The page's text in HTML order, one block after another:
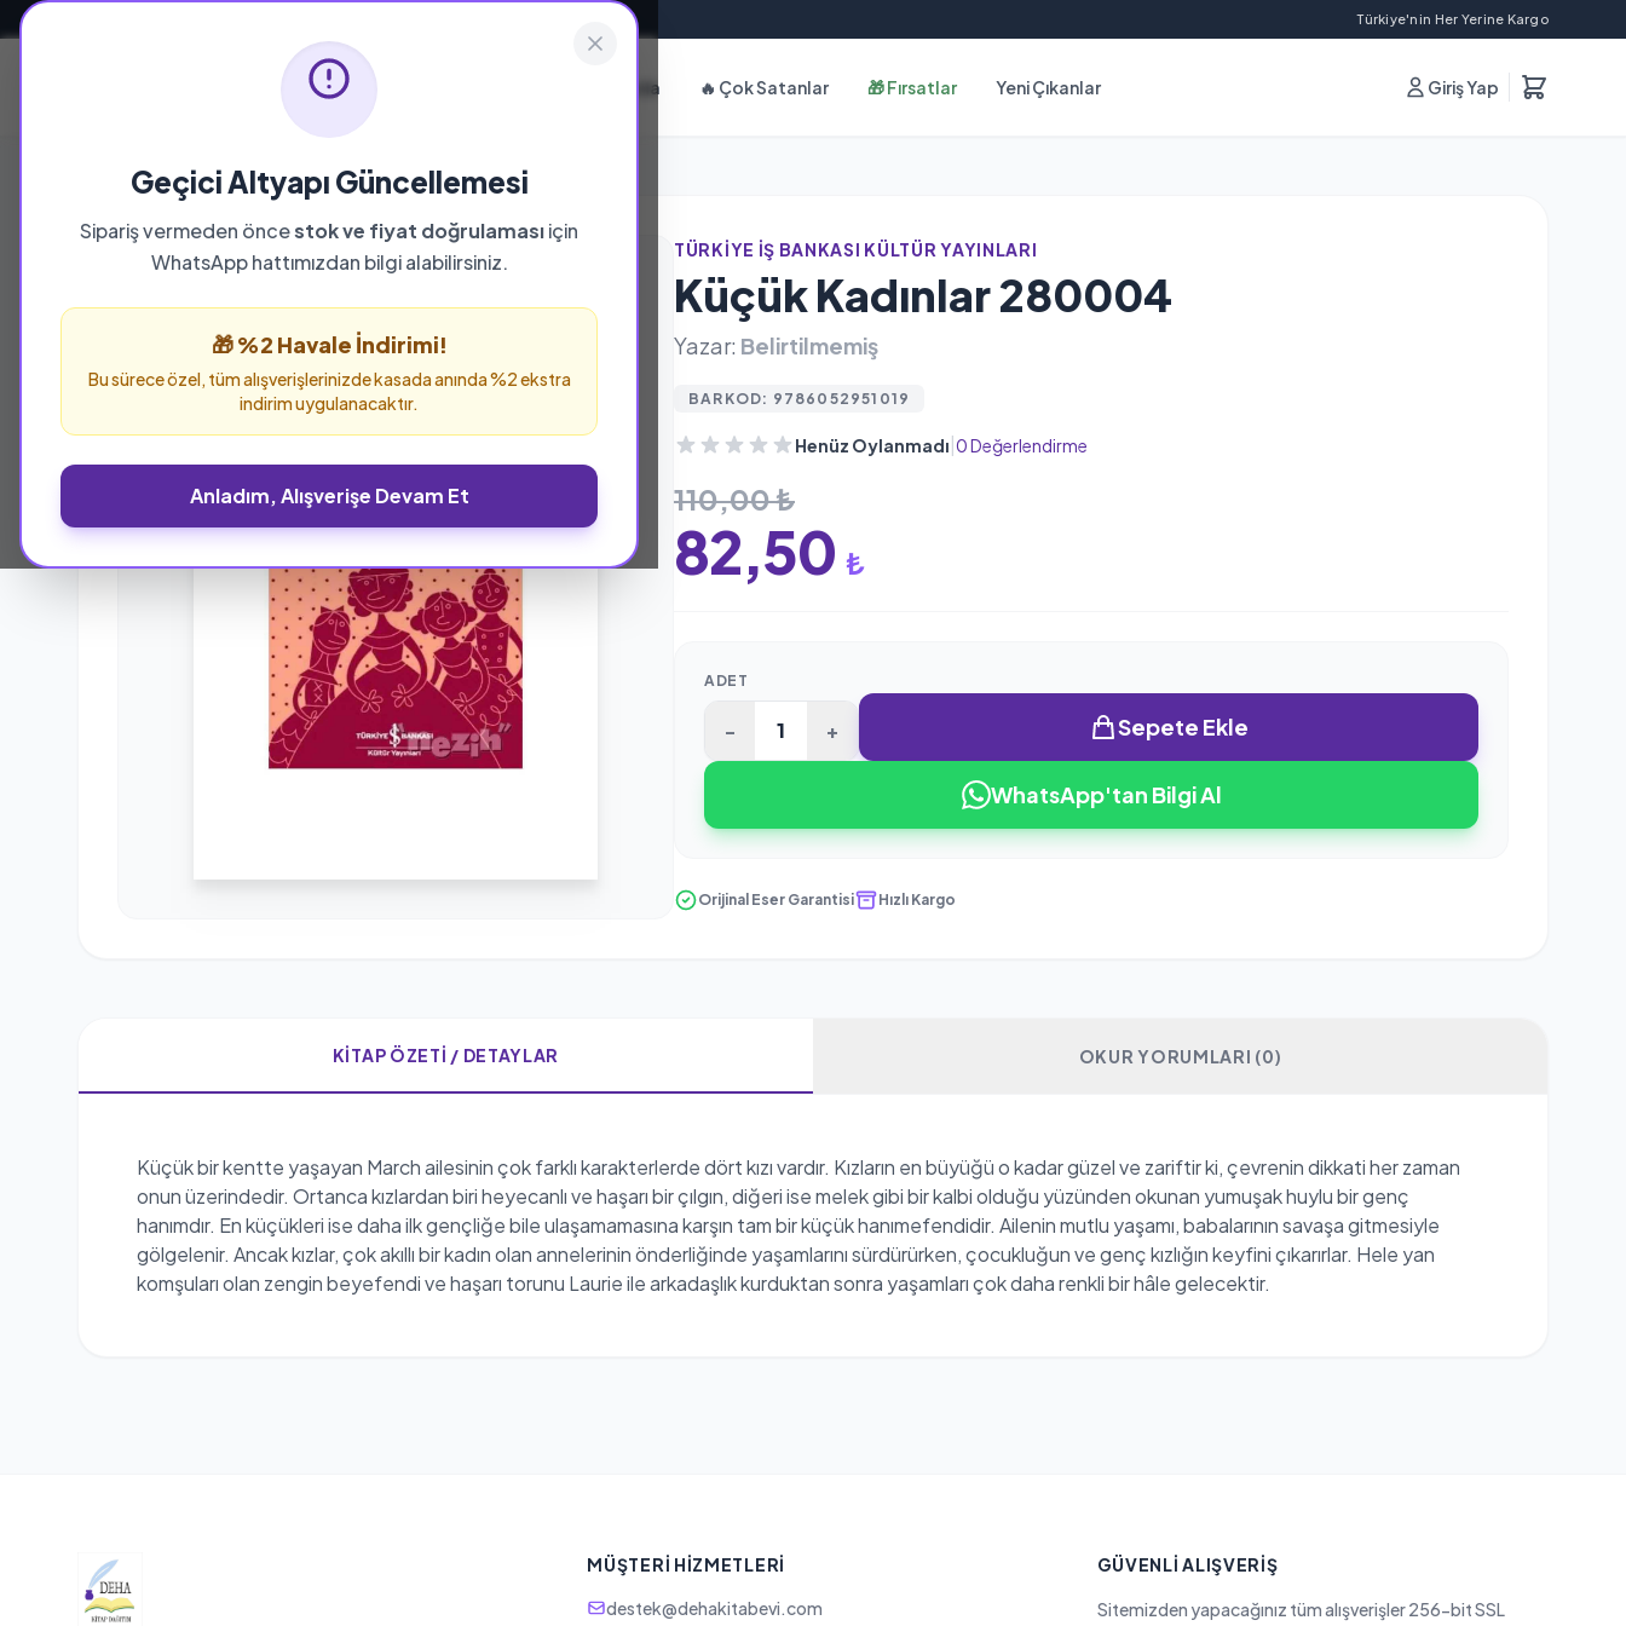
Geçici Altyapı Güncellemesi
Sipariş vermeden öncestok ve fiyat doğrulamasıiçin
WhatsApp hattımızdan bilgi alabilirsiniz.
🎁 %2 Havale İndirimi!
Bu sürece özel, tüm alışverişlerinizde kasada anında %2 ekstra
indirim uygulanacaktır.
Anladım, Alışverişe Devam Et
Türkiye'nin Her Yerine Kargo
Hakkımızda 🔥 Çok Satanlar 🎁 Fırsatlar Yeni Çıkanlar Giriş Yap
%25 İNDİRİM
TÜRKİYE İŞ BANKASI KÜLTÜR YAYINLARI
Küçük Kadınlar 280004
Yazar: Belirtilmemiş
BARKOD: 9786052951019
Henüz Oylanmadı 0 Değerlendirme
110,00 ₺
82,50 ₺
ADET
- + Sepete Ekle
WhatsApp'tan Bilgi Al
Orijinal Eser Garantisi Hızlı Kargo
KITAP ÖZETI / DETAYLAR OKUR YORUMLARI (0)
Küçük bir kentte yaşayan March ailesinin çok farklı karakterlerde dört kızı vardır. Kızların en büyüğü o kadar güzel ve zariftir ki, çevrenin dikkati her zaman
onun üzerindedir. Ortanca kızlardan biri heyecanlı ve haşarı bir çılgın, diğeri ise melek gibi bir kalbi olduğu yüzünden okunan yumuşak huylu bir genç
hanımdır. En küçükleri ise daha ilk gençliğe bile ulaşamamasına karşın tam bir küçük hanımefendidir. Ailenin mutlu yaşamı, babalarının savaşa gitmesiyle
gölgelenir. Ancak kızlar, çok akıllı bir kadın olan annelerinin önderliğinde yaşamlarını sürdürürken, çocukluğun ve genç kızlığın keyfini çıkarırlar. Hele yan
komşuları olan zengin beyefendi ve haşarı torunu Laurie ile arkadaşlık kurduktan sonra yaşamları çok daha renkli bir hâle gelecektir.
MÜŞTERI HIZMETLERI
destek@dehakitabevi.com
GÜVENLI ALIŞVERIŞ
Sitemizden yapacağınız tüm alışverişler 256-bit SSL